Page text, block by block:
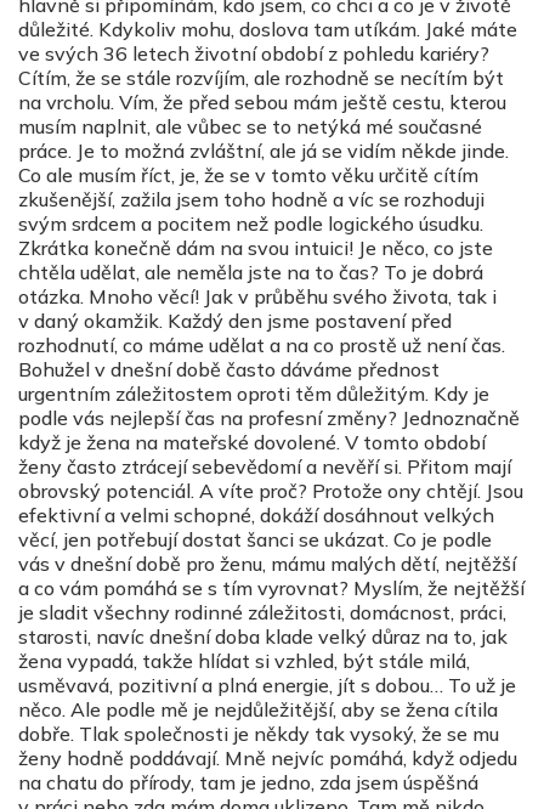
důležité. Kdykoliv mohu, doslova tam utíkám. Jaké máte
ve svých 36 letech životní období z pohledu kariéry?
Cítím, že se stále rozvíjím, ale rozhodně se necítím být
na vrcholu. Vím, že před sebou mám ještě cestu, kterou
musím naplnit, ale vůbec se to netýká mé současné
práce. Je to možná zvláštní, ale já se vidím někde jinde.
Co ale musím říct, je, že se v tomto věku určitě cítím
zkušenější, zažila jsem toho hodně a víc se rozhoduji
svým srdcem a pocitem než podle logického úsudku.
Zkrátka konečně dám na svou intuici! Je něco, co jste
chtěla udělat, ale neměla jste na to čas? To je dobrá
otázka. Mnoho věcí! Jak v průběhu svého života, tak i
v daný okamžik. Každý den jsme postavení před
rozhodnutí, co máme udělat a na co prostě už není čas.
Bohužel v dnešní době často dáváme přednost
urgentním záležitostem oproti těm důležitým. Kdy je
podle vás nejlepší čas na profesní změny? Jednoznačně
když je žena na mateřské dovolené. V tomto období
ženy často ztrácejí sebevědomí a nevěří si. Přitom mají
obrovský potenciál. A víte proč? Protože ony chtějí. Jsou
efektivní a velmi schopné, dokáží dosáhnout velkých
věcí, jen potřebují dostat šanci se ukázat. Co je podle
vás v dnešní době pro ženu, mámu malých dětí, nejtěžší
a co vám pomáhá se s tím vyrovnat? Myslím, že nejtěžší
je sladit všechny rodinné záležitosti, domácnost, práci,
starosti, navíc dnešní doba klade velký důraz na to, jak
žena vypadá, takže hlídat si vzhled, být stále milá,
usměvavá, pozitivní a plná energie, jít s dobou… To už je
něco. Ale podle mě je nejdůležitější, aby se žena cítila
dobře. Tlak společnosti je někdy tak vysoký, že se mu
ženy hodně poddávají. Mně nejvíc pomáhá, když odjedu
na chatu do přírody, tam je jedno, zda jsem úspěšná